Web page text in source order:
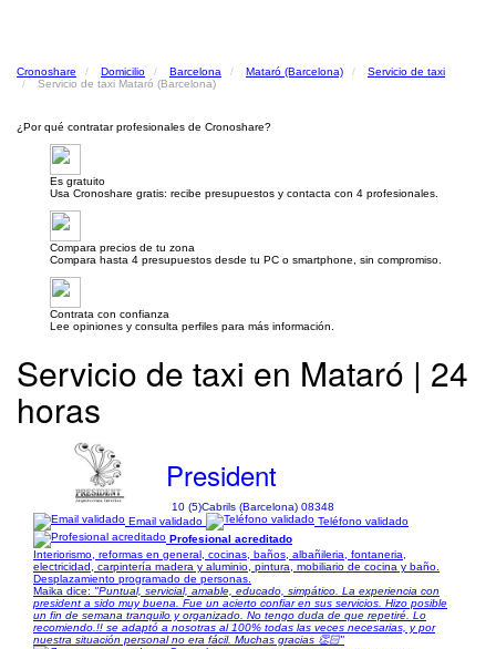
Cronoshare Domicilio Barcelona Mataró (Barcelona)
Servicio de taxi
Servicio de taxi Mataró (Barcelona)
¿Por qué contratar profesionales de Cronoshare?
Es gratuito
Usa Cronoshare gratis: recibe presupuestos y contacta con 4 profesionales.
Compara precios de tu zona
Compara hasta 4 presupuestos desde tu PC o smartphone, sin compromiso.
Contrata con confianza
Lee opiniones y consulta perfiles para más información.
Servicio de taxi en Mataró | 24
horas
President
10 (5)Cabrils (Barcelona) 08348
Email validado
Teléfono validado
Profesional acreditado
Interiorismo, reformas en general, cocinas, baños, albañileria, fontaneria,
electricidad, carpintería madera y aluminio, pintura, mobiliario de cocina y baño.
Desplazamiento programado de personas.
Maika dice: "Puntual, servicial, amable, educado, simpático. La experiencia con
president a sido muy buena. Fue un acierto confiar en sus servicios. Hizo posible
un fin de semana tranquilo y organizado. No tengo duda de que repetiré. Lo
recomiendo.!! se adaptó a nosotras al 100% todas las veces necesarias, y por
nuestra situación personal no era fácil. Muchas gracias 👏🏻"